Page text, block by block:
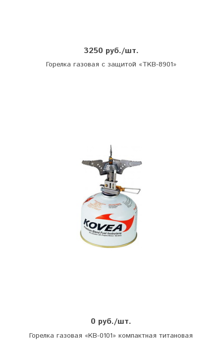
3250 руб./шт.
Горелка газовая с защитой «TKB-8901»
0 руб./шт.
Горелка газовая «KB-0101» компактная титановая